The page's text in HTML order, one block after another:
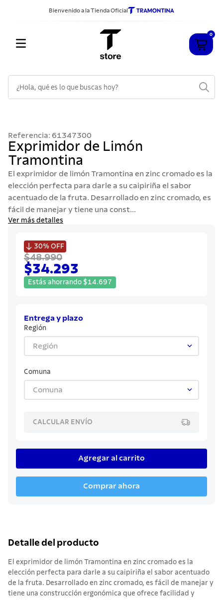
Bienvenido a la Tienda Oficial
0
Referencia: 61347300
Exprimidor de Limón
Tramontina
El exprimidor de limón Tramontina en zinc cromado es la
elección perfecta para darle a su caipiriña el sabor
acentuado de la fruta. Desarrollado en zinc cromado, es
fácil de manejar y tiene una const...
Ver más detalles
 30% OFF
$48.990
$34.293
Estás ahorrando $14.697
Entrega y plazo
Región
Región
Comuna
Comuna
CALCULAR ENVÍO
Agregar al carrito
Comprar ahora
Detalle del producto
El exprimidor de limón Tramontina en zinc cromado es la
elección perfecta para darle a su caipiriña el sabor acentuado
de la fruta. Desarrollado en zinc cromado, es fácil de manejar y
tiene una construcción ergonómica que ofrece facilidad y
2.
sarten
3.
cubiertos
4.
ollas
5.
acero inoxidable
6.
grano
cuchillo
442
termo